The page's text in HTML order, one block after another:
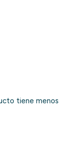
tiene menos